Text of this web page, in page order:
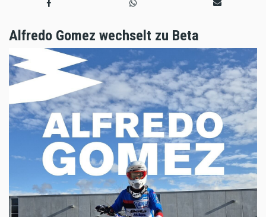
Alfredo Gomez wechselt zu Beta